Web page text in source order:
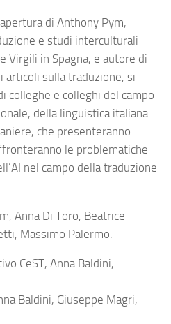
di Anthony Pym,
e studi interculturali
Virgili in Spagna, e autore di
articoli sulla traduzione, si
colleghe e colleghi del campo
della linguistica italiana
che presenteranno
le problematiche
nel campo della traduzione
Anna Di Toro, Beatrice
Massimo Palermo.
CeST, Anna Baldini,
Baldini, Giuseppe Magri,